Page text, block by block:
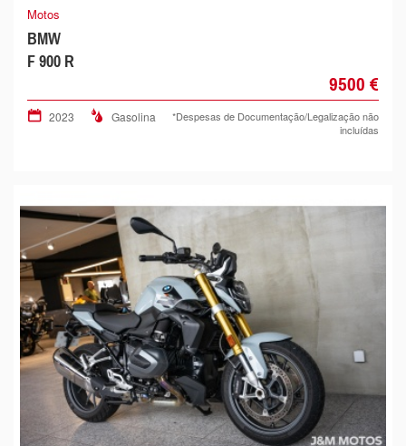
Motos
BMW
F 900 R
9500 €
2023 Gasolina
*Despesas de Documentação/Legalização não
incluídas